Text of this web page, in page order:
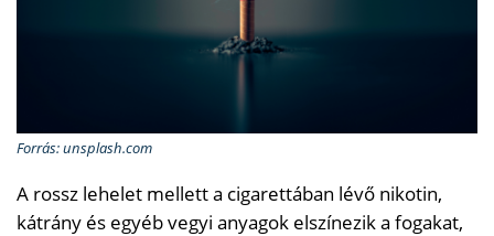
Forrás: unsplash.com
A rossz lehelet mellett a cigarettában lévő nikotin,
kátrány és egyéb vegyi anyagok elszínezik a fogakat,